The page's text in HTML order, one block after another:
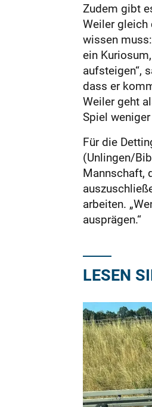
Zudem gibt
Weiler gleich
wissen
ein
aufsteigen“,
dass er
Weiler geht
Spiel
Für die
(Unlingen/
Mannschaft,
arbeiten.
ausprägen.“
LESEN